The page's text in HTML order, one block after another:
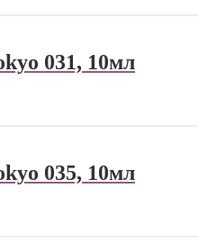
031, 10мл
035, 10мл